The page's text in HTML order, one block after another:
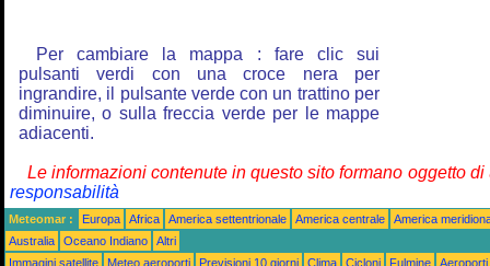
Per cambiare la mappa : fare clic sui
pulsanti verdi con una croce nera per
ingrandire, il pulsante verde con un trattino per
diminuire, o sulla freccia verde per le mappe
adiacenti.
Le informazioni contenute in questo sito formano oggetto
responsabilità
Meteomar : Europa Africa America settentrionale America centrale
America
Australia
Oceano Indiano
Altri
Immagini satellite
Meteo aeroporti Previsioni 10 giorni Clima Cicloni Fulmine
Aeroporti